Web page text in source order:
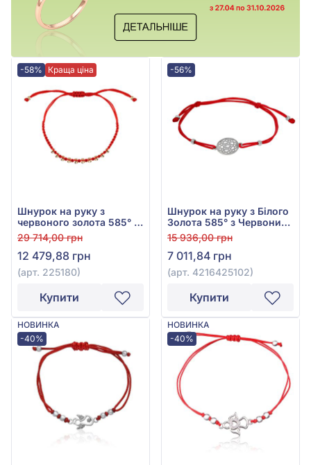
-58% Краща ціна
Шнурок на руку з
червоного золота 585° з
червоним текстилем,
арт. 225180
29 714,00 грн
12 479,88 грн
(арт. 225180)
Купити
-56%
Шнурок на руку з Білого
Золота 585° з Червоним
Текстилем, арт.
4216425102
15 936,00 грн
7 011,84 грн
(арт. 4216425102)
Купити
НОВИНКА
-40%
НОВИНКА
-40%